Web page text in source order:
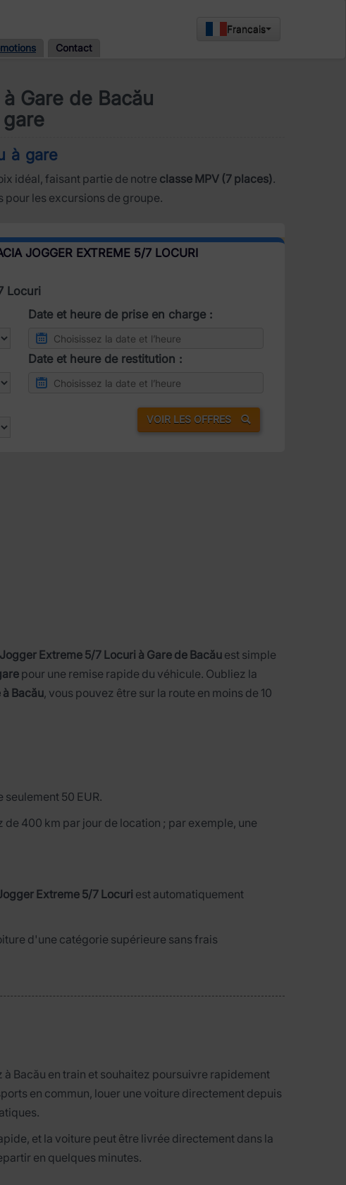
Contact
Francais
Gare de Bacău
à gare
idéal, faisant partie de notre classe MPV (7 places).
pour les excursions de groupe.
JOGGER EXTREME 5/7 LOCURI
Locuri
Date et heure de prise en charge :
Date et heure de restitution :
VOIR LES OFFRES
Extreme 5/7 Locuri à Gare de Bacăuest simple
pour une remise rapide du véhicule. Oubliez la
Bacău, vous pouvez être sur la route en moins de 10
50 EUR.
de 400 km par jour de location ; par exemple, une
Extreme 5/7 Locuri est automatiquement
d'une catégorie supérieure sans frais
à Bacău en train et souhaitez poursuivre rapidement
en commun, louer une voiture directement depuis
et la voiture peut être livrée directement dans la
en quelques minutes.